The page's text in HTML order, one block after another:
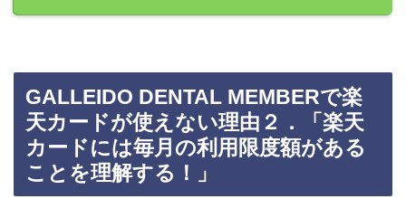
GALLEIDO DENTAL MEMBERで楽
天カードが使えない理由２．「楽天
カードには毎月の利用限度額がある
ことを理解する！」